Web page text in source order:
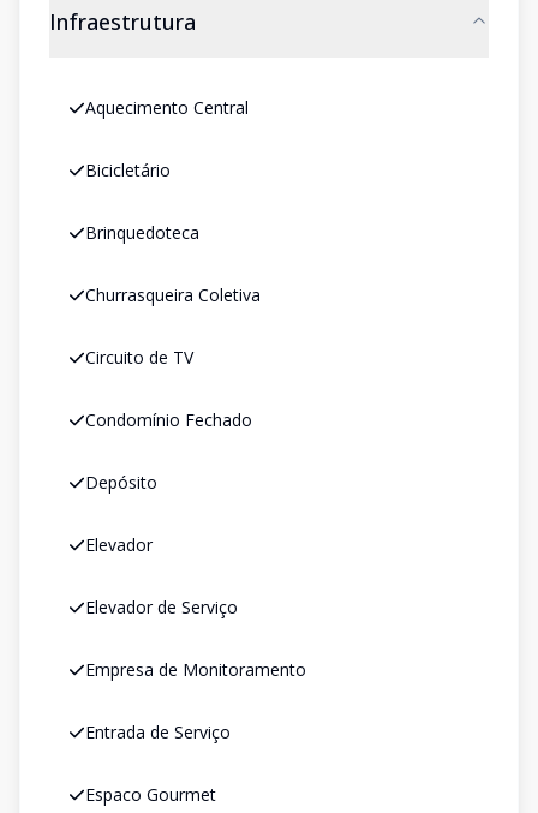
Infraestrutura
Aquecimento Central
Bicicletário
Brinquedoteca
Churrasqueira Coletiva
Circuito de TV
Condomínio Fechado
Depósito
Elevador
Elevador de Serviço
Empresa de Monitoramento
Entrada de Serviço
Espaco Gourmet